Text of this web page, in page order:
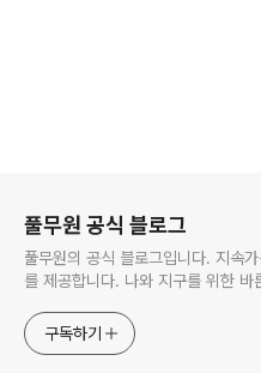
풀무원 공식 블로그
풀무원의 공식 블로그입니다. 지속
를 제공합니다. 나와 지구를 위한 바
구독하기